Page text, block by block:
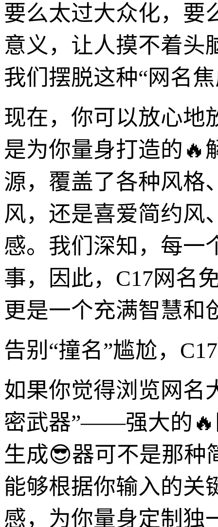
要么太过大众化，要
意义，让人摸不着头
我们摆脱这种“网名
现在，你可以放心地
是为你量身打造的🔥
源，覆盖了各种风格
风，还是喜爱简约风
感。我们深知，每一
事，因此，C17网名
更是一个充满智慧和
告别“撞名”尴尬，
如果你觉得浏览网名
密武器”——强大的🔥
生成😎器可不是那种
能够根据你输入的关
感，为你量身定制独